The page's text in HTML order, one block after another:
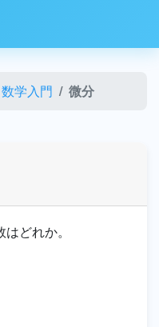
数学入門 微分
どれか。